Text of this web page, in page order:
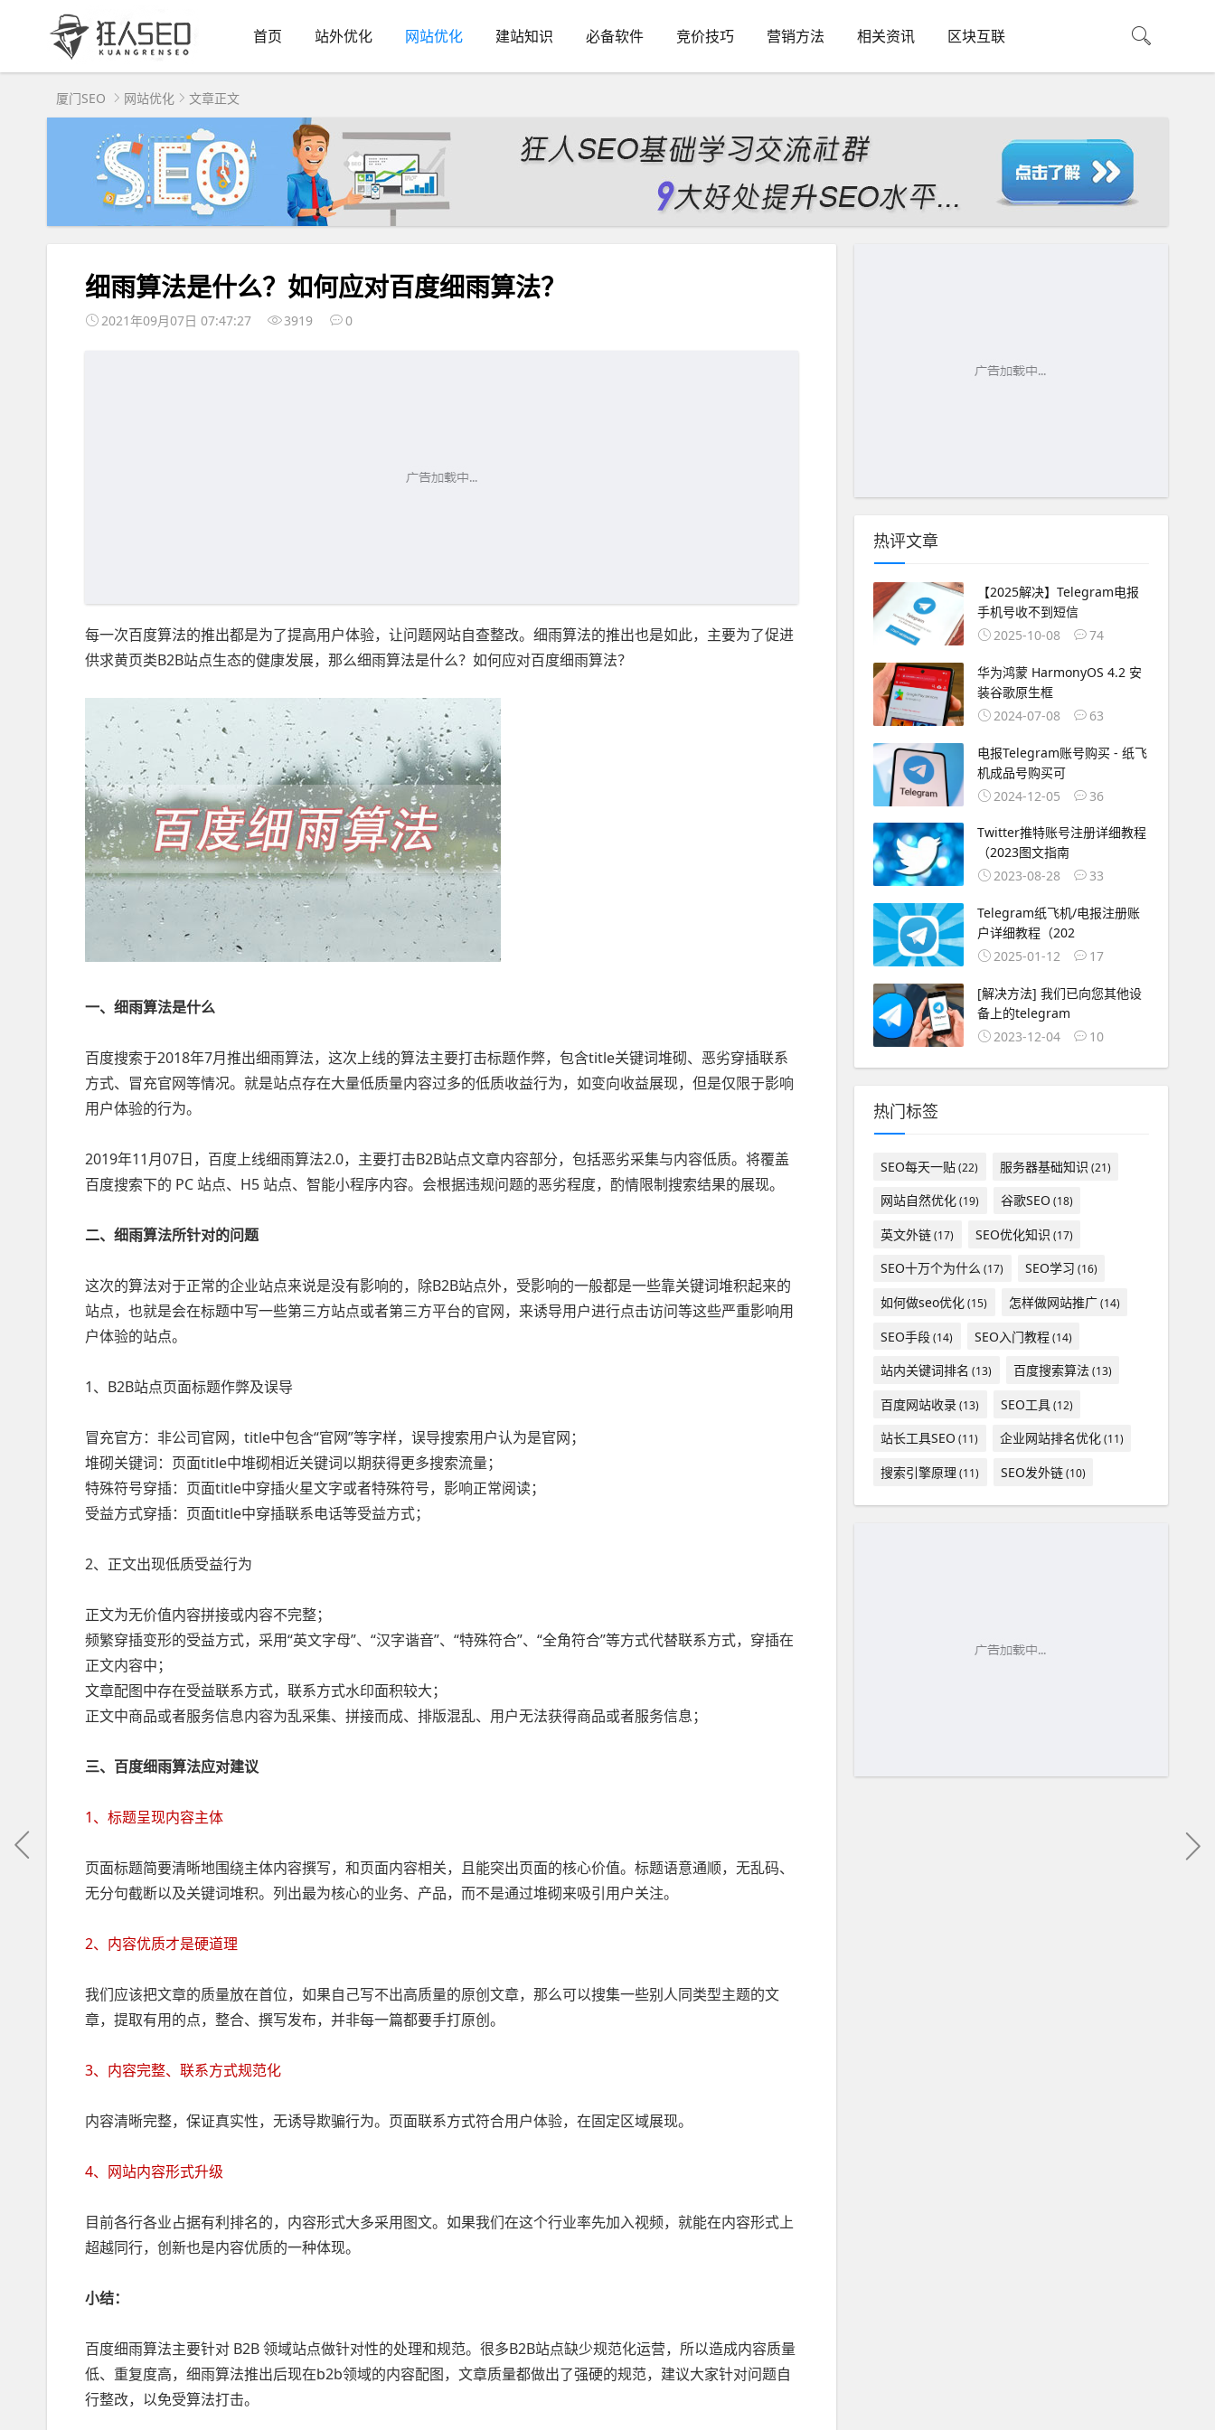
首页 站外优化 网站优化 建站知识 必备软件 竞价技巧 营销方法 相关资讯 区块互联
厦门SEO 网站优化 文章正文
细雨算法是什么？如何应对百度细雨算法？
2021年09月07日 07:47:27 3919 0
每一次百度算法的推出都是为了提高用户体验，让问题网站自查整改。细雨算法的推出也是如此，主要为了促进
供求黄页类B2B站点生态的健康发展，那么细雨算法是什么？如何应对百度细雨算法？
一、细雨算法是什么
百度搜索于2018年7月推出细雨算法，这次上线的算法主要打击标题作弊，包含title关键词堆砌、恶劣穿插联系
方式、冒充官网等情况。就是站点存在大量低质量内容过多的低质收益行为，如变向收益展现，但是仅限于影响
用户体验的行为。
2019年11月07日，百度上线细雨算法2.0，主要打击B2B站点文章内容部分，包括恶劣采集与内容低质。将覆盖
百度搜索下的 PC 站点、H5 站点、智能小程序内容。会根据违规问题的恶劣程度，酌情限制搜索结果的展现。
二、细雨算法所针对的问题
这次的算法对于正常的企业站点来说是没有影响的，除B2B站点外，受影响的一般都是一些靠关键词堆积起来的
站点，也就是会在标题中写一些第三方站点或者第三方平台的官网，来诱导用户进行点击访问等这些严重影响用
户体验的站点。
1、B2B站点页面标题作弊及误导
冒充官方：非公司官网，title中包含“官网”等字样，误导搜索用户认为是官网；
堆砌关键词：页面title中堆砌相近关键词以期获得更多搜索流量；
特殊符号穿插：页面title中穿插火星文字或者特殊符号，影响正常阅读；
受益方式穿插：页面title中穿插联系电话等受益方式；
2、正文出现低质受益行为
正文为无价值内容拼接或内容不完整；
频繁穿插变形的受益方式，采用“英文字母”、“汉字谐音”、“特殊符合”、“全角符合”等方式代替联系方式，穿插在
正文内容中；
文章配图中存在受益联系方式，联系方式水印面积较大；
正文中商品或者服务信息内容为乱采集、拼接而成、排版混乱、用户无法获得商品或者服务信息；
三、百度细雨算法应对建议
1、标题呈现内容主体
页面标题简要清晰地围绕主体内容撰写，和页面内容相关，且能突出页面的核心价值。标题语意通顺，无乱码、
无分句截断以及关键词堆积。列出最为核心的业务、产品，而不是通过堆砌来吸引用户关注。
2、内容优质才是硬道理
我们应该把文章的质量放在首位，如果自己写不出高质量的原创文章，那么可以搜集一些别人同类型主题的文
章，提取有用的点，整合、撰写发布，并非每一篇都要手打原创。
3、内容完整、联系方式规范化
内容清晰完整，保证真实性，无诱导欺骗行为。页面联系方式符合用户体验，在固定区域展现。
4、网站内容形式升级
目前各行各业占据有利排名的，内容形式大多采用图文。如果我们在这个行业率先加入视频，就能在内容形式上
超越同行，创新也是内容优质的一种体现。
小结：
百度细雨算法主要针对 B2B 领域站点做针对性的处理和规范。很多B2B站点缺少规范化运营，所以造成内容质量
低、重复度高，细雨算法推出后现在b2b领域的内容配图，文章质量都做出了强硬的规范，建议大家针对问题自
行整改，以免受算法打击。
热评文章
【2025解决】Telegram电报
手机号收不到短信
2025-10-08
74
华为鸿蒙 HarmonyOS 4.2 安
装谷歌原生框
2024-07-08
63
电报Telegram账号购买 - 纸飞
机成品号购买可
2024-12-05
36
Twitter推特账号注册详细教程
（2023图文指南
2023-08-28
33
Telegram纸飞机/电报注册账
户详细教程（202
2025-01-12
17
[解决方法] 我们已向您其他设
备上的telegram
2023-12-04
10
热门标签
SEO每天一贴(22) 服务器基础知识 (21)
网站自然优化(19) 谷歌SEO (18)
英文外链(17) SEO优化知识 (17)
SEO十万个为什么 (17) SEO学习 (16)
如何做seo优化(15) 怎样做网站推广(14)
SEO手段(14) SEO入门教程(14)
站内关键词排名 (13) 百度搜索算法(13)
百度网站收录(13) SEO工具(12)
站长工具SEO (11) 企业网站排名优化(11)
搜索引擎原理 (11) SEO发外链(10)